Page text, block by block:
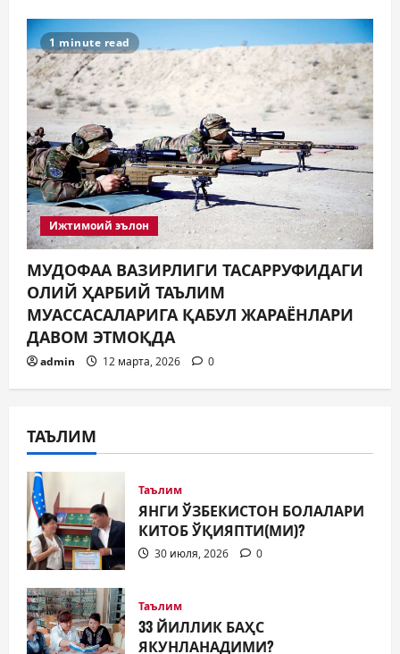
1 minute read
Ижтимоий эълон
МУДОФАА ВАЗИРЛИГИ ТАСАРРУФИДАГИ
ОЛИЙ ҲАРБИЙ ТАЪЛИМ
МУАССАСАЛАРИГА ҚАБУЛ ЖАРАЁНЛАРИ
ДАВОМ ЭТМОҚДА
admin 12 марта, 2026 0
ТАЪЛИМ
Таълим
ЯНГИ ЎЗБЕКИСТОН БОЛАЛАРИ
КИТОБ ЎҚИЯПТИ(МИ)?
30 июля, 2026 0
Таълим
33 ЙИЛЛИК БАҲС
ЯКУНЛАНАДИМИ?